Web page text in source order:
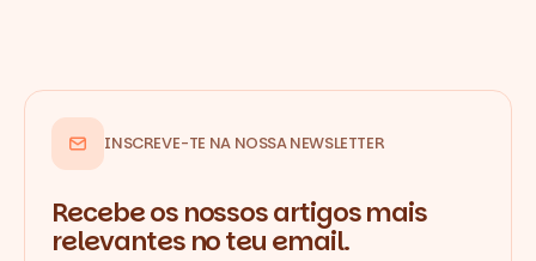
INSCREVE-TE NA NOSSA NEWSLETTER
Recebe os nossos artigos mais
relevantes no teu email.